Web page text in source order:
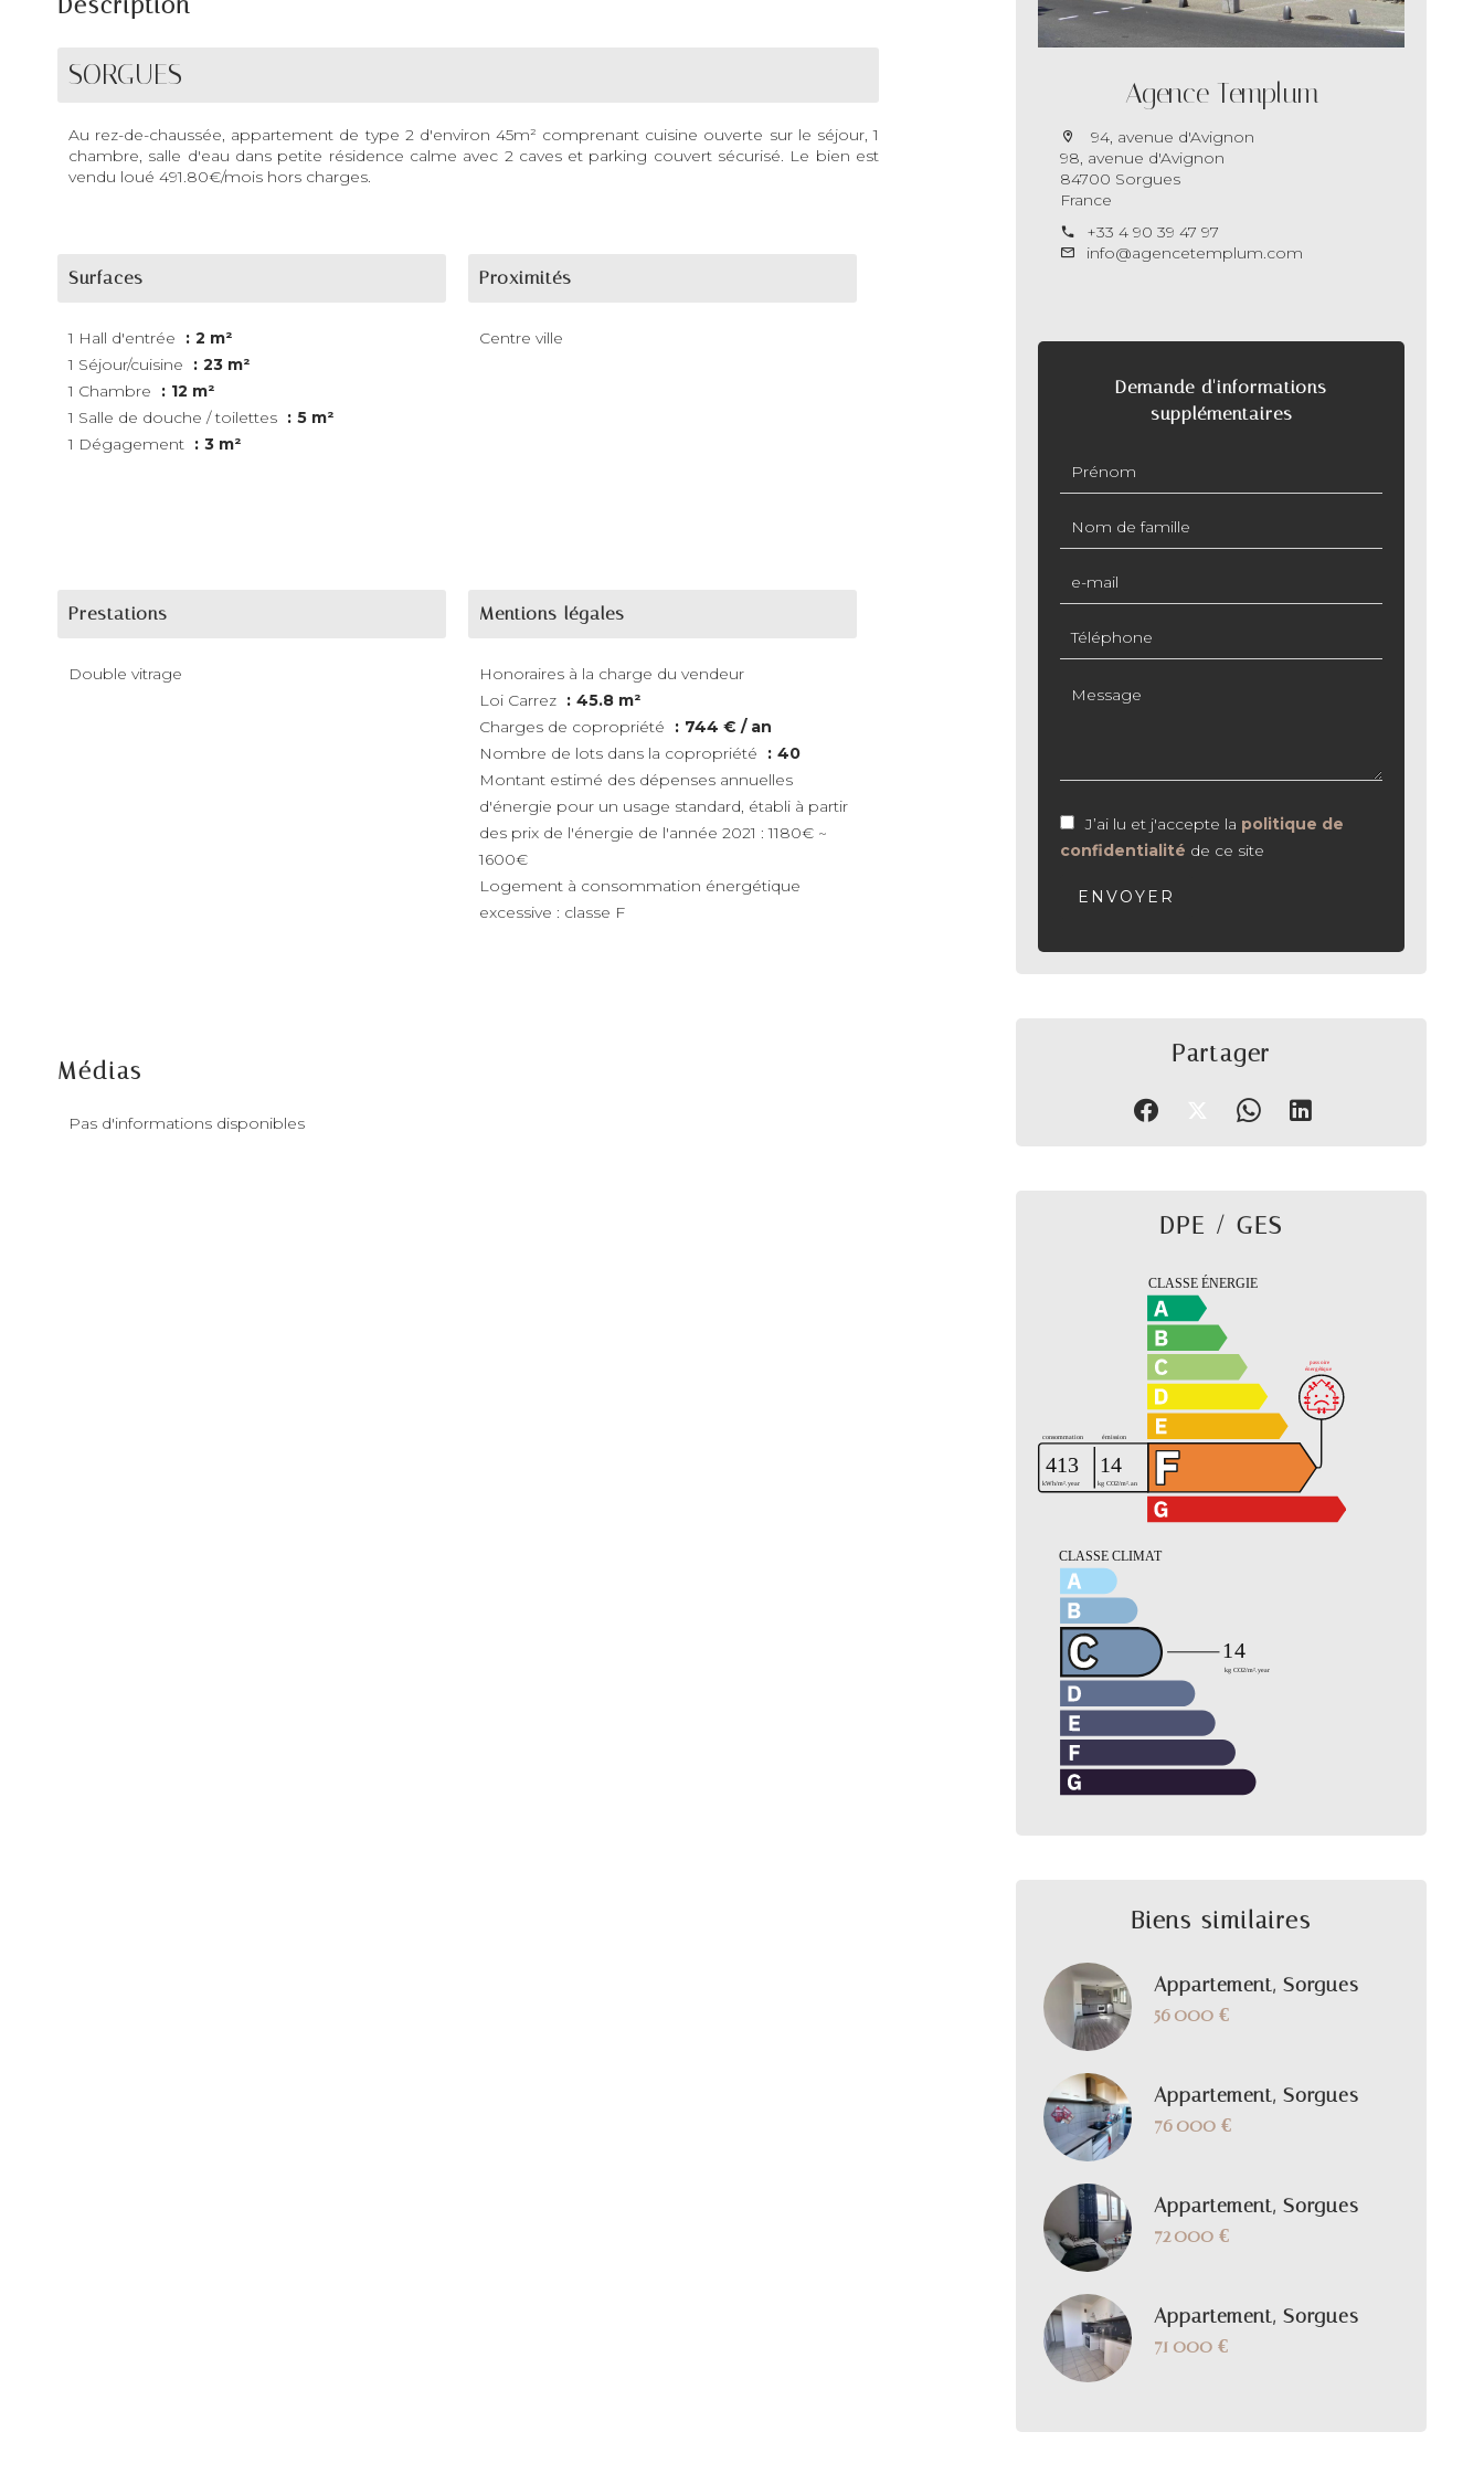
Description
SORGUES
Au rez-de-chaussée, appartement de type 2 d'environ 45m² comprenant cuisine ouverte sur le séjour, 1
chambre, salle d'eau dans petite résidence calme avec 2 caves et parking couvert sécurisé. Le bien est
vendu loué 491.80€/mois hors charges.
Surfaces
1 Hall d'entrée
2 m²
1 Séjour/cuisine
23 m²
1 Chambre
12 m²
1 Salle de douche / toilettes
5 m²
1 Dégagement
3 m²
Proximités
Centre ville
Prestations
Double vitrage
Mentions légales
Honoraires à la charge du vendeur
Loi Carrez
45.8 m²
Charges de copropriété
744 € / an
Nombre de lots dans la copropriété
40
Montant estimé des dépenses annuelles
d'énergie pour un usage standard, établi à partir
des prix de l'énergie de l'année 2021 : 1180€ ~
1600€
Logement à consommation énergétique
excessive : classe F
Médias
Pas d'informations disponibles
Agence Templum
94, avenue d'Avignon
98, avenue d'Avignon
84700 Sorgues
France
+33 4 90 39 47 97
info@agencetemplum.com
Demande d'informations
supplémentaires
J’ai lu et j'accepte la politique de
confidentialité de ce site
ENVOYER
Partager
DPE / GES
Biens similaires
Appartement, Sorgues
56 000 €
Appartement, Sorgues
76 000 €
Appartement, Sorgues
72 000 €
Appartement, Sorgues
71 000 €